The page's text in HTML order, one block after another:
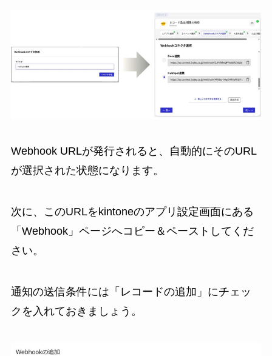
Webhook URLが発行されると、自動的にそのURL
が選択された状態になります。
次に、このURLをkintoneのアプリ設定画面にある
「Webhook」ページへコピー＆ペーストしてくだ
さい。
通知の送信条件には「レコードの追加」にチェッ
クを入れておきましょう。